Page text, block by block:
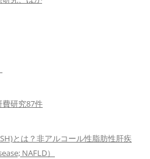
研究87件
とは？非アルコール性脂肪性肝疾
NAFLD）